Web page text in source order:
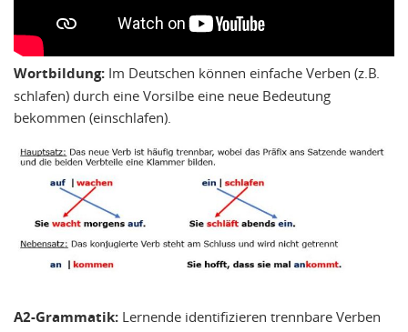
Wortbildung: Im Deutschen können einfache Verben (z.B.
schlafen) durch eine Vorsilbe eine neue Bedeutung
bekommen (einschlafen).
A2-Grammatik: Lernende identifizieren trennbare Verben